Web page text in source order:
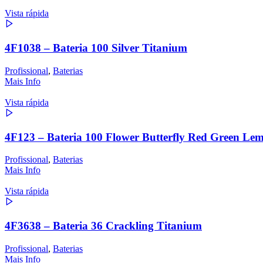
Vista rápida
4F1038 – Bateria 100 Silver Titanium
Profissional, Baterias
Mais Info
Vista rápida
4F123 – Bateria 100 Flower Butterfly Red Green
Profissional, Baterias
Mais Info
Vista rápida
4F3638 – Bateria 36 Crackling Titanium
Profissional, Baterias
Mais Info